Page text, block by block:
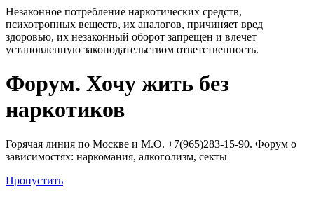
Незаконное потребление наркотических средств,
психотропных веществ, их аналогов, причиняет вред
здоровью, их незаконный оборот запрещен и влечет
установленную законодательством ответственность.
Регистрация
Форум. Хочу жить без
наркотиков
Горячая линия по Москве и М.О. +7(965)283-15-90. Форум о
зависимостях: наркомания, алкоголизм, секты
Пропустить